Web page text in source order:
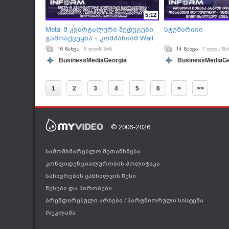
5:12
Meta-მ კვარტალური შედეგები
გამოაქვეყნა - კომპანიამ Wall
Street-ის მოლოდინი ვერ
გაამართლა
16 ნახვა 6 დღის წინ
BusinessMediaGeorgia
სტუმარიიი
14 ნახვა 7 დღის
1 2 3 4 5 6 > >>
© 2006-2026
სამომხმარებლო შეთანხმება
კონფიდენციალურობის პოლიტიკა
საჩივრების განხილვის წესი
წესები და პირობები
ბრენდირებული არხები / პარტნიორული სისტემა
რეკლამა